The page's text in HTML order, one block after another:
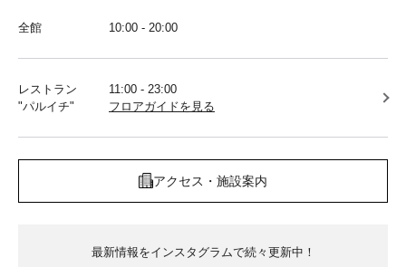
全館 10:00 - 20:00
レストラン
"パルイチ"
11:00 - 23:00
フロアガイドを見る
アクセス・施設案内
最新情報をインスタグラムで続々更新中！